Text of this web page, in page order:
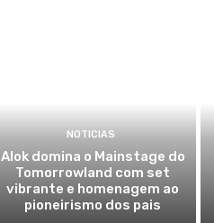
NOTICIAS
Alok domina o Mainstage do
Tomorrowland com set
vibrante e homenagem ao
pioneirismo dos pais